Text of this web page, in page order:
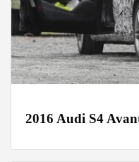
2016 Audi S4